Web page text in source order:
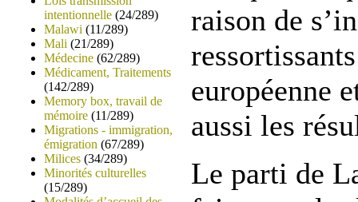
intentionnelle (24/289)
Malawi (11/289)
Mali (21/289)
Médecine (62/289)
Médicament, Traitements
(142/289)
Memory box, travail de
mémoire (11/289)
Migrations - immigration,
émigration (67/289)
Milices (34/289)
Minorités culturelles
(15/289)
raison de
européenne
aussi les
Le parti de